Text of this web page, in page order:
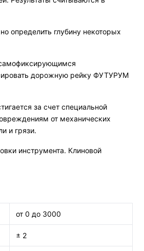
определить глубину некоторых
дорожную рейку ФУТУРУМ
за счет специальной
от механических
и грязи.
инструмента. Клиновой
от 0 до 3000
± 2